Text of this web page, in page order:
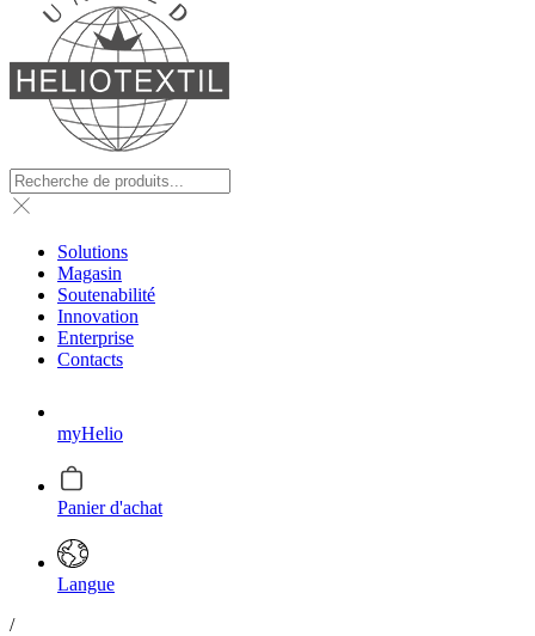
Solutions
Magasin
Soutenabilité
Innovation
Enterprise
Contacts
myHelio
Panier d'achat
Langue
/